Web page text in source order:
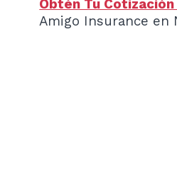
Obtén Tu
Amigo Insurance en